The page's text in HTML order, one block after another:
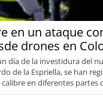
en un ataque
drones en
día de la investidura del
de la Espriella, se han
en diferentes partes